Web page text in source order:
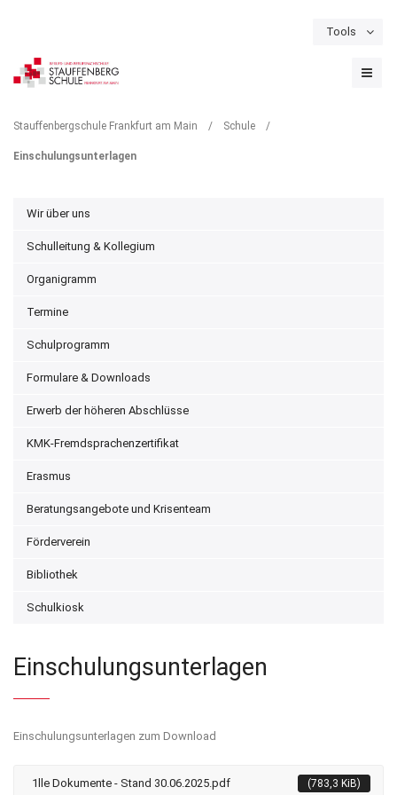
Tools
Schulportal Termine
Stauffenbergschule Frankfurt am Main / Schule /
Einschulungsunterlagen
Wir über uns
Schulleitung & Kollegium
Organigramm
Termine
Schulprogramm
Formulare & Downloads
Erwerb der höheren Abschlüsse
KMK-Fremdsprachenzertifikat
Erasmus
Beratungsangebote und Krisenteam
Förderverein
Bibliothek
Schulkiosk
Einschulungsunterlagen
Einschulungsunterlagen zum Download
1lle Dokumente - Stand 30.06.2025.pdf (783,3 KiB)